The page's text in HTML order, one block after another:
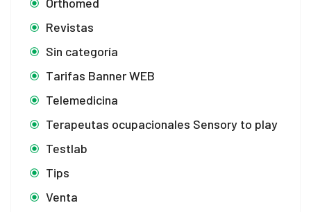
Revistas
Sin categoría
Tarifas Banner WEB
Telemedicina
Terapeutas ocupacionales Sensory to play
Testlab
Tips
Venta